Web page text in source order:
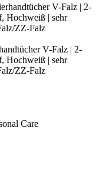
V-Falz | 2-
Hochweiß | sehr
ZZ-Falz